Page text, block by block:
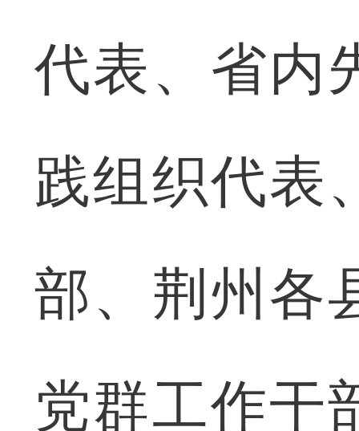
代表、省内
践组织代表
部、荆州各
党群工作干